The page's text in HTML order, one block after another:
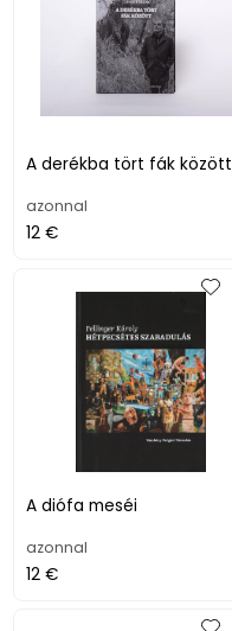
A derékba tört fák között
azonnal
12 €
A diófa meséi
azonnal
12 €